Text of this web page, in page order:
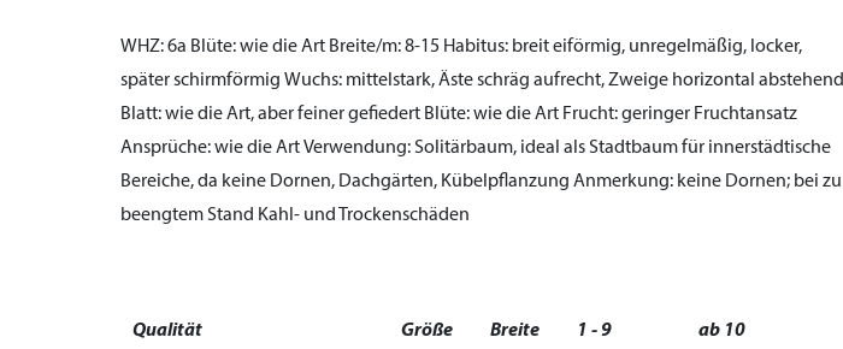
WHZ:6a Blüte:wie die Art Breite/m:8-15 Habitus: breit eiförmig, unregelmäßig, locker,
später schirmförmig Wuchs: mittelstark, Äste schräg aufrecht, Zweige horizontal abstehend
Blatt:wie die Art, aber feiner gefiedert Blüte:wie die Art Frucht:geringer Fruchtansatz
Ansprüche:wie die ArtVerwendung:Solitärbaum, ideal als Stadtbaum für innerstädtische
Bereiche, da keine Dornen, Dachgärten, Kübelpflanzung Anmerkung: keine Dornen; bei zu
beengtem Stand Kahl- und Trockenschäden
Qualität Größe Breite 1 - 9 ab 10